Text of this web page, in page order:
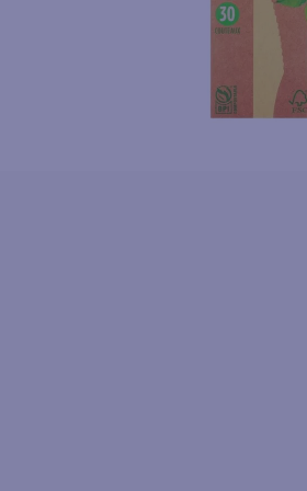
10. frijoles